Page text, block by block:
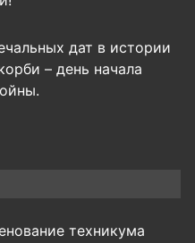
дат в истории
– день начала
техникума